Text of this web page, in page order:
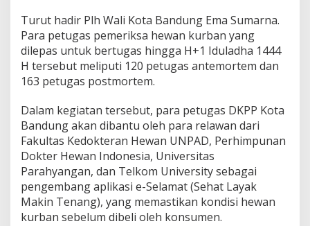
e
l
a
y
a
k
H
e
w
a
K
u
r
b
Turut hadir Plh Wali Kota Bandung Ema Sumarna.
Para petugas pemeriksa hewan kurban yang
dilepas untuk bertugas hingga H+1 Iduladha 1444
H tersebut meliputi 120 petugas antemortem dan
163 petugas postmortem.
Dalam kegiatan tersebut, para petugas DKPP Kota
Bandung akan dibantu oleh para relawan dari
Fakultas Kedokteran Hewan UNPAD, Perhimpunan
Dokter Hewan Indonesia, Universitas
Parahyangan, dan Telkom University sebagai
pengembang aplikasi e-Selamat (Sehat Layak
Makin Tenang), yang memastikan kondisi hewan
kurban sebelum dibeli oleh konsumen.